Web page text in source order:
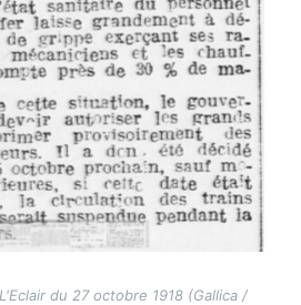
du 27 octobre 1918 (Gallica /